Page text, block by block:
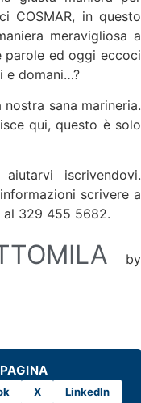
COSMAR, in questo
meravigliosa a
ed oggi eccoci
e domani…?
sana marineria.
qui, questo è solo
iscrivendovi.
scrivere a
329 455 5682.
by
X
LinkedIn